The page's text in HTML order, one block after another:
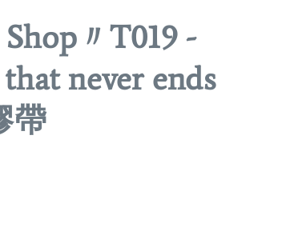
〃T019 -
never ends
帶